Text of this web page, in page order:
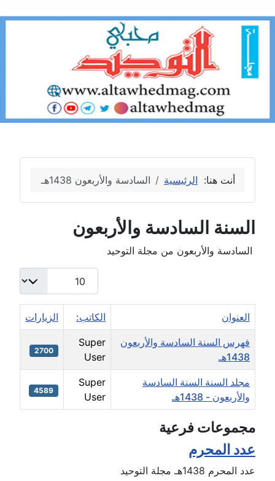
أنت هنا: الرئيسية السادسة والأربعون 1438هـ
السنة السادسة والأربعون
السادسة والأربعون من مجلة التوحيد
عدد الإظهارات:
العنوان الكاتب: الزيارات
فهرس السنة السادسة والأربعون
1438هـ
Super
User
2700
مجلد السنة السنة السادسة
والأربعون - 1438هـ
Super
User
4589
مجموعات فرعية
عدد المحرم
عدد المحرم 1438هـ مجلة التوحيد